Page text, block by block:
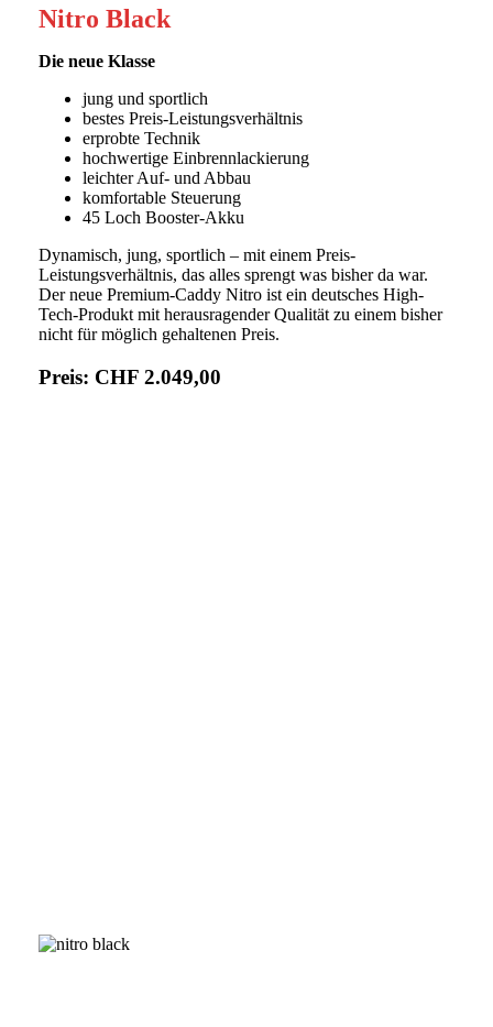
Nitro Black
Die neue Klasse
jung und sportlich
bestes Preis-Leistungsverhältnis
erprobte Technik
hochwertige Einbrennlackierung
leichter Auf- und Abbau
komfortable Steuerung
45 Loch Booster-Akku
Dynamisch, jung, sportlich – mit einem Preis-
Leistungsverhältnis, das alles sprengt was bisher da war.
Der neue Premium-Caddy Nitro ist ein deutsches High-
Tech-Produkt mit herausragender Qualität zu einem bisher
nicht für möglich gehaltenen Preis.
Preis: CHF 2.049,00